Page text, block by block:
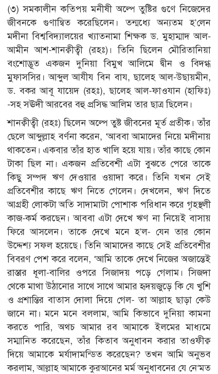
(৩) সমকালীন কতিপয় মনীষী অল্পে তুষ্টির গুণে নিজেদের
জীবনকে গুণান্বিত করেছিলেন। তন্মধ্যে অন্যতম হ’লেন
মদীনা বিশ্ববিদ্যালয়ের খ্যাতনামা শিক্ষক ড. মুহাম্মাদ আল-
আমীন আশ-শানক্বীত্বী (রহঃ)। তিনি ছিলেন মৌরিতানিয়া
বংশোদ্ভূত একজন দুনিয়া বিমুখ আলিমে দ্বীন ও বিদগ্ধ
মুফাসসির। আব্দুল আযীয বিন বায, ছালেহ আল-উছায়মীন,
ড. বকর আবূ যায়েদ (রহঃ), ছালেহ আল-ফাওযান (হাফিঃ)
-সহ সঊদী আরবের বহু প্রসিদ্ধ আলিম তার ছাত্র ছিলেন।
শানক্বীত্বী (রহঃ) ছিলেন অল্পে তুষ্ট জীবনের মূর্ত প্রতীক। তাঁর
ছেলে আব্দুল্লাহ বর্ণনা করেন, ‘আববা আমাদের নিয়ে মদীনায়
থাকতেন। একবার তাঁর হাত খালি হয়ে যায়। তাঁর কাছে কোন
টাকা ছিল না। একজন প্রতিবেশী এটা বুঝতে পেরে তাকে
কিছু সম্পদ ঋণ দেওয়ার ওয়াদা করে। তিনি যখন সেই
প্রতিবেশীর কাছে ঋণ নিতে গেলেন। দেখলেন, ঋণ দিতে
আগ্রহী লোকটা অতি সাদামাটা পোশাক পরিধান করে গৃহস্থলী
কাজ-কর্ম করছেন। আববা এটা দেখে ঋণ না নিয়েই বাসায়
ফিরে আসলেন। তাকে দেখে মনে হ’ল- যেন তার কোন
উদ্দেশ্য সফল হয়েছে। তিনি আমাদের কাছে সেই প্রতিবেশীর
বিবরণ পেশ করে বলেন, ‘আমি তাকে দেখে নিজের অজান্তেই
রাস্তার ধূলা-বালির ওপরে সিজাদয় পড়ে গেলাম। সিজদা
থেকে মাথা উঠানোর সাথে সাথে আমার হৃদয়জুড়ে কি যে খুশি
ও প্রশান্তির বাতাস দোলা দিয়ে গেল- তা আল্লাহ ছাড়া কেউ
জানে না। মনে মনে বললাম, আমি কিভাবে দুনিয়া কামনা
করতে পারি, অথচ আমার রব আমাকে ইলমের মাধ্যমে
সম্মানিত করেছেন, তাঁর কিতাব অনুধাবন করার তাওফীক্ব
দিয়ে আমাকে মর্যাদামন্ডিত করেছেন? তখন আমি অনুভব
করলাম, আল্লাহ আমাকে কুরআনের মর্ম অনুধাবনের যে নে‘মত